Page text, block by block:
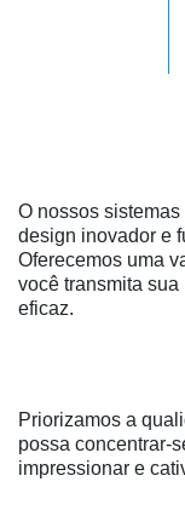
O nossos
design inovador e
Oferecemos uma
você transmita
eficaz.
Priorizamos a
possa concentrar-
impressionar e